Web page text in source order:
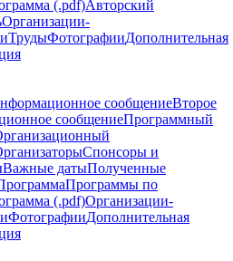
(.pdf)Авторский
Организации-
ТрудыФотографииДополнительная
сообщениеВторое
сообщениеПрограммный
Спонсоры и
Важные датыПолученные
Программы по
(.pdf)Организации-
ФотографииДополнительная